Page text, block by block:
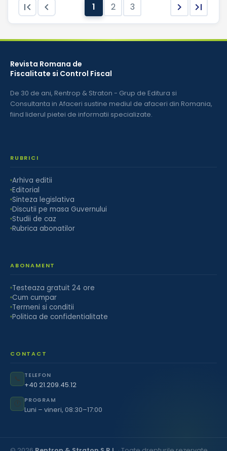
  1 2 3 

Revista Romana de
Fiscalitate si Control Fiscal
De 30 de ani, Rentrop & Straton - Grup de Editura si
Consultanta in Afaceri sustine mediul de afaceri din Romania,
fiind liderul pietei de informatii specializate.
RUBRICI
Arhiva editii
Editorial
Sinteza legislativa
Discutii pe masa Guvernului
Studii de caz
Rubrica abonatilor
ABONAMENT
Testeaza gratuit 24 ore
Cum cumpar
Termeni si conditii
Politica de confidentialitate
CONTACT
TELEFON
+40 21.209.45.12
PROGRAM
Luni – vineri, 08:30–17:00